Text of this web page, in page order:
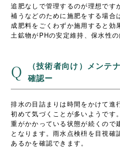
追肥なしで管理するのが理想です
補うなどのために施肥をする場合
成肥料をごくわずか施用すると効
土鉱物がPHの安定維持、保水性の
Q
（技術者向け）メンテ
確認ー
排水の目詰まりは時間をかけて進
初めて気づくことが多いようです
重がかかっている状態が続くので
となります。雨水点検枡を目視確
あるかを確認できます。